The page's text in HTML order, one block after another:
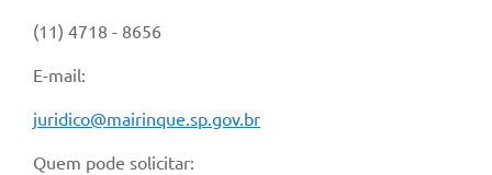
(11) 4718 - 8656
E-mail:
juridico@mairinque.sp.gov.br
Quem pode solicitar: